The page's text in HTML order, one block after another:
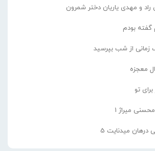
راد و مهدی یاریان دختر شمرون
گفته بودم
زمانی از شب بپرسید
معجزه
تو
میراژ 1
میدنایت 5